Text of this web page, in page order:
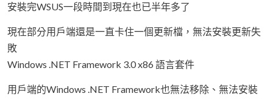
安裝完WSUS一段時間到現在也已半年多了
現在部分用戶端還是一直卡住一個更新檔，無法安裝更新失
敗
Windows .NET Framework 3.0 x86 語言套件
用戶端的Windows .NET Framework也無法移除、無法安裝